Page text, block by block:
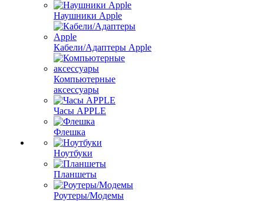
Наушники Apple
Кабели/Адаптеры Apple
Компьютерные
аксессуары
Часы APPLE
Флешка
Ноутбуки
Планшеты
Роутеры/Модемы